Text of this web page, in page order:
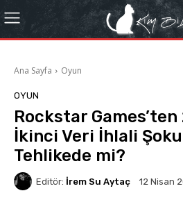
Ana Sayfa Oyun
OYUN
Rockstar Games’ten
İkinci Veri İhlali
Tehlikede mi?
Editör: İrem Su Aytaç 12 Nisan